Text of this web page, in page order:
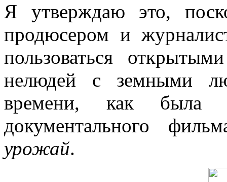
Я утверждаю это,
продюсером и
пользоваться
нелюдей с земными
времени, как была
документального
урожай.